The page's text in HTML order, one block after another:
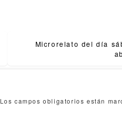
Microrelato del día
Los campos obligatorios están